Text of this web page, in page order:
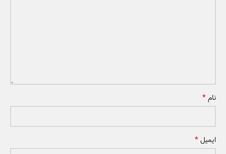
نام*
ایمیل*